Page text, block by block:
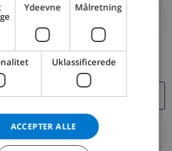
ikke fungerer korrekt.
ITALIAN
NORWEGIAN
Ydeevne Målretning
Uklassificerede
ACCEPTER ALLE